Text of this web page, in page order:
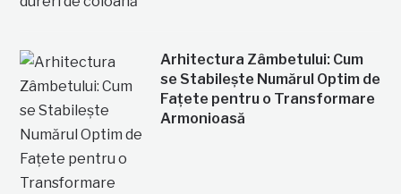
Arhitectura Zâmbetului: Cum
se Stabilește Numărul Optim de
Fațete pentru o Transformare
Armonioasă